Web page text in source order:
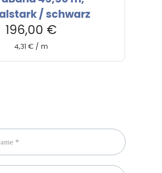
/ schwarz
196,00 €
4,31 €/ m